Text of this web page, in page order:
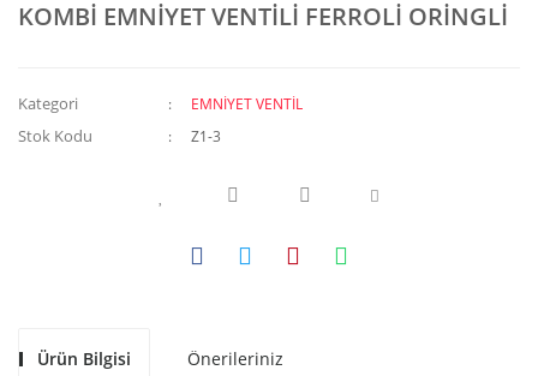
KOMBİ EMNİYET VENTİLİ FERROLİ ORİNGLİ
Kategori EMNİYET VENTİL
Stok Kodu Z1-3
Ürün Bilgisi Önerileriniz